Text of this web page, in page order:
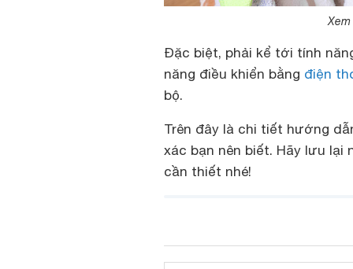
Đặc biệt, phải kể tới tính
năng điều khiển bằng điện
bộ.
Trên đây là chi tiết hướng
xác bạn nên biết. Hãy lưu lại
cần thiết nhé!